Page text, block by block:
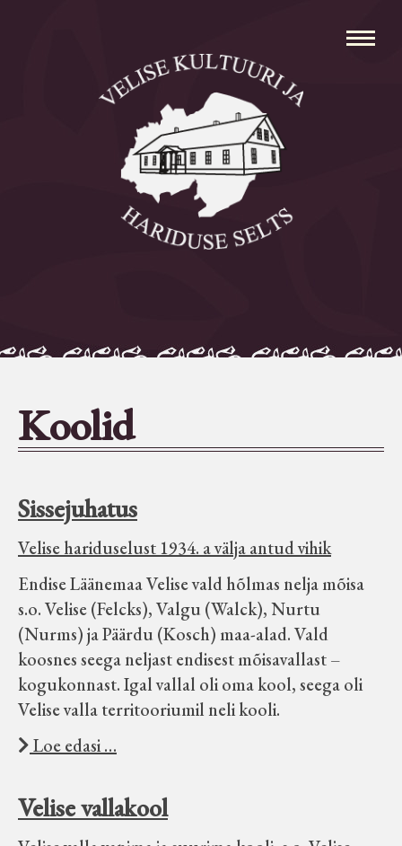
Avaleht
Aleksei Parnabas
Sillaotsa Talumuuseum
Seltsid-ühingud
Tuletõrje
Õpperada
Muud koduloolist Velise mailt
Märjamaa ümbruse valdade
elanike nimekirjad seisuga
Velise kultuuri ja hariduse selts
Koolid
Sissejuhatus
Velise hariduselust 1934. a välja antud vihik
Endise Läänemaa Velise vald hõlmas nelja mõisa
s.o. Velise (Felcks), Valgu (Walck), Nurtu
(Nurms) ja Päärdu (Kosch) maa-alad. Vald
koosnes seega neljast endisest mõisavallast –
kogukonnast. Igal vallal oli oma kool, seega oli
Velise valla territooriumil neli kooli.
Loe edasi …
Velise vallakool